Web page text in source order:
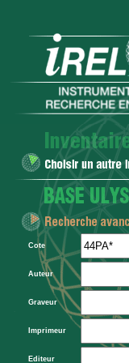
Cote
Auteur
Graveur
Imprimeur
Editeur